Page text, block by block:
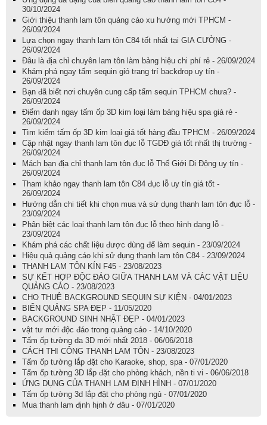
30/10/2024
Giới thiệu thanh lam tôn quảng cáo xu hướng mới TPHCM -
26/09/2024
Lựa chọn ngay thanh lam tôn C84 tốt nhất tại GIA CƯỜNG -
26/09/2024
Đâu là địa chỉ chuyên lam tôn làm bảng hiệu chi phí rẻ - 26/09/2024
Khám phá ngay tấm sequin gió trang trí backdrop uy tín -
26/09/2024
Bạn đã biết nơi chuyên cung cấp tấm sequin TPHCM chưa? -
26/09/2024
Điểm danh ngay tấm ốp 3D kim loại làm bảng hiệu spa giá rẻ -
26/09/2024
Tìm kiếm tấm ốp 3D kim loại giá tốt hàng đầu TPHCM - 26/09/2024
Cập nhật ngay thanh lam tôn đục lỗ TGDĐ giá tốt nhất thị trường -
26/09/2024
Mách bạn địa chỉ thanh lam tôn đục lỗ Thế Giới Di Động uy tín -
26/09/2024
Tham khảo ngay thanh lam tôn C84 đục lỗ uy tín giá tốt -
26/09/2024
Hướng dẫn chi tiết khi chọn mua và sử dụng thanh lam tôn đục lỗ -
23/09/2024
Phân biệt các loại thanh lam tôn đục lỗ theo hình dạng lỗ -
23/09/2024
Khám phá các chất liệu được dùng để làm sequin - 23/09/2024
Hiệu quả quảng cáo khi sử dụng thanh lam tôn C84 - 23/09/2024
THANH LAM TÔN KÍN F45 - 23/08/2023
SỰ KẾT HỢP ĐỘC ĐÁO GIỮA THANH LAM VÀ CÁC VẬT LIỆU
QUẢNG CÁO - 23/08/2023
CHO THUÊ BACKGROUND SEQUIN SỰ KIỆN - 04/01/2023
BIỂN QUẢNG SPA ĐẸP - 11/05/2020
BACKGROUND SINH NHẬT ĐẸP - 04/01/2023
vật tư mới độc đáo trong quảng cáo - 14/10/2020
Tấm ốp tường da 3D mới nhất 2018 - 06/06/2018
CÁCH THI CÔNG THANH LAM TÔN - 23/08/2023
Tấm ốp tường lắp đặt cho Karaoke, shop, spa - 07/01/2020
Tấm ốp tường 3D lắp đặt cho phòng khách, nền ti vi - 06/06/2018
ỨNG DỤNG CỦA THANH LAM ĐỊNH HÌNH - 07/01/2020
Tấm ốp tường 3d lắp đặt cho phòng ngủ - 07/01/2020
Mua thanh lam định hịnh ở đâu - 07/01/2020